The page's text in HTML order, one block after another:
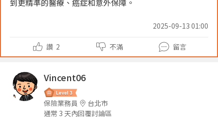
2025-09-13 01:00
讚 2 不滿 留言
Vincent06
保險業務員
台北市
通常 3 天內回覆討論區